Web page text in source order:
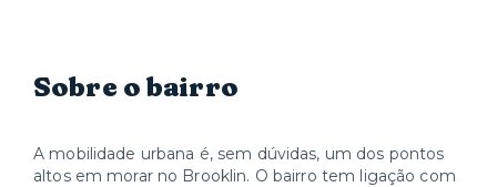
Sobre o bairro
A mobilidade urbana é, sem dúvidas, um dos pontos
altos em morar no Brooklin. O bairro tem ligação com